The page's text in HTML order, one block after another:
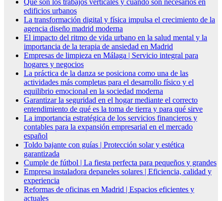
Qué son los trabajos verticales y cuándo son necesarios en
edificios urbanos
La transformación digital y física impulsa el crecimiento de la
agencia diseño madrid moderna
El impacto del ritmo de vida urbano en la salud mental y la
importancia de la terapia de ansiedad en Madrid
Empresas de limpieza en Málaga | Servicio integral para
hogares y negocios
La práctica de la danza se posiciona como una de las
actividades más completas para el desarrollo físico y el
equilibrio emocional en la sociedad moderna
Garantizar la seguridad en el hogar mediante el correcto
entendimiento de qué es la toma de tierra y para qué sirve
La importancia estratégica de los servicios financieros y
contables para la expansión empresarial en el mercado
español
Toldo bajante con guías | Protección solar y estética
garantizada
Cumple de fútbol | La fiesta perfecta para pequeños y grandes
Empresa instaladora depaneles solares | Eficiencia, calidad y
experiencia
Reformas de oficinas en Madrid | Espacios eficientes y
actuales